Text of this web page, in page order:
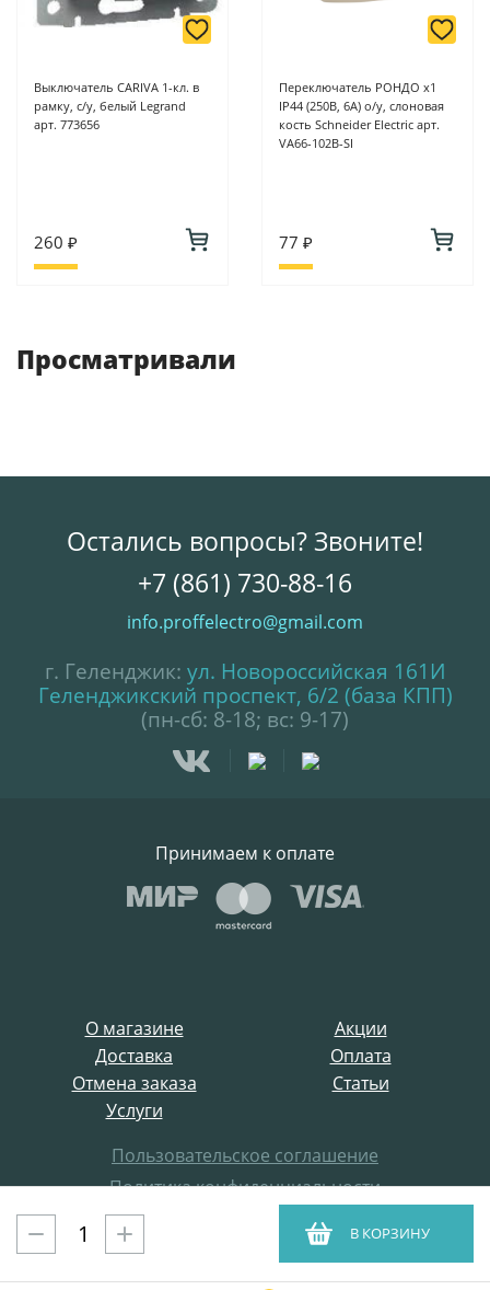
В КОРЗИНУ
Выключатель CARIVA 1-кл. в
рамку, с/у, белый Legrand
арт. 773656
260 ₽
Переключатель РОНДО х1
IP44 (250В, 6А) о/у, слоновая
кость Schneider Electric арт.
VA66-102B-SI
77 ₽
Просматривали
О магазине
Акции
Доставка
Оплата
Отмена заказа
Статьи
Услуги
Пользовательское соглашение
Политика конфиденциальности
Все права защищены
ProffElectro.ru © 2021
Остались вопросы? Звоните!
+7 (861) 730-88-16
info.proffelectro@gmail.com
г. Геленджик: ул. Новороссийская 161И
Геленджикский проспект, 6/2 (база КПП)
(пн-сб: 8-18; вс: 9-17)
Принимаем к оплате